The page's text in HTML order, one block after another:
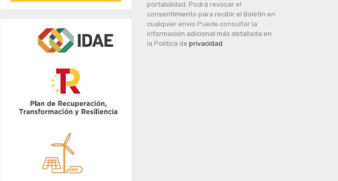
portabilidad. Podrá revocar el
consentimiento para recibir el Boletín en
cualquier envío Puede consultar la
información adicional más detallada en
la Politica de privacidad